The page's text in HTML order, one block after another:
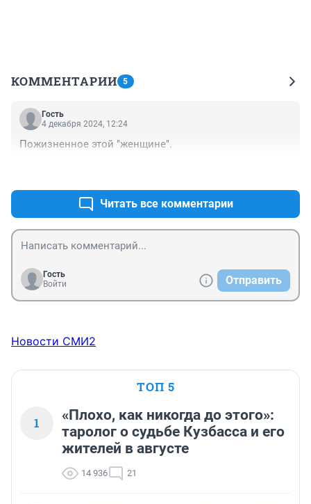
КОММЕНТАРИИ 5
Гость
4 декабря 2024, 12:24
Пожизненное этой "женщине".
Читать все комментарии
Гость
Войти
Отправить
Новости СМИ2
ТОП 5
1
«Плохо, как никогда до этого»:
таролог о судьбе Кузбасса и его
жителей в августе
14 936 21